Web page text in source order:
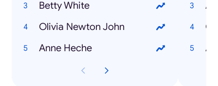
Betty White
Olivia Newton John
Anne Heche